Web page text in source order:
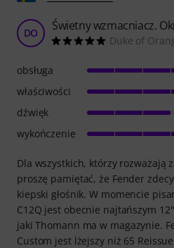
DO Świetny wzmacniacz.
Duke of
Dla wszystkich, którzy rozważają
proszę pamiętać, że Fender
kiepski głośnik. W momencie
C12Q jest obecnie najtańszym
jaki Thomann ma w magazynie.
Custom jest lżejszy niż 65
obsługa
właściwości
dźwięk
wykończenie